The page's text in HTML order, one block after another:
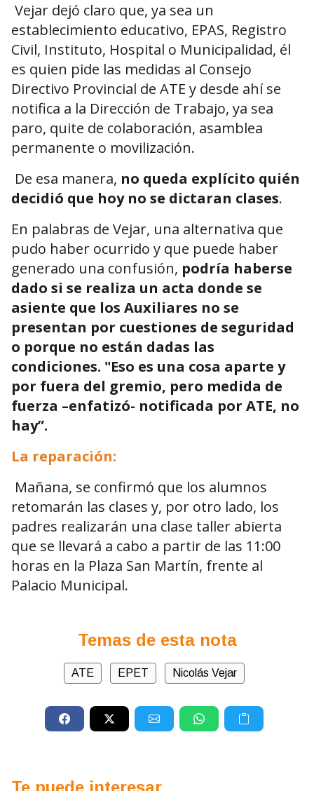
Vejar dejó claro que, ya sea un
establecimiento educativo, EPAS, Registro
Civil, Instituto, Hospital o Municipalidad, él
es quien pide las medidas al Consejo
Directivo Provincial de ATE y desde ahí se
notifica a la Dirección de Trabajo, ya sea
paro, quite de colaboración, asamblea
permanente o movilización.
De esa manera, no queda explícito quién
decidió que hoy no se dictaran clases.
En palabras de Vejar, una alternativa que
pudo haber ocurrido y que puede haber
generado una confusión, podría haberse
dado si se realiza un acta donde se
asiente que los Auxiliares no se
presentan por cuestiones de seguridad
o porque no están dadas las
condiciones. "Eso es una cosa aparte y
por fuera del gremio, pero medida de
fuerza –enfatizó- notificada por ATE, no
hay”.
La reparación:
Mañana, se confirmó que los alumnos
retomarán las clases y, por otro lado, los
padres realizarán una clase taller abierta
que se llevará a cabo a partir de las 11:00
horas en la Plaza San Martín, frente al
Palacio Municipal.
Temas de esta nota
ATE EPET Nicolás Vejar